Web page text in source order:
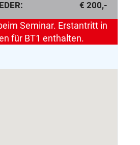
€ 200,-
Seminar. Erstantritt in
für BT1 enthalten.